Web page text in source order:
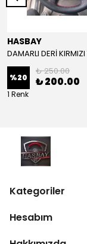
HASBAY
%20
₺ 250.00
₺ 200.00
1 Renk
Kategoriler
Hesabım